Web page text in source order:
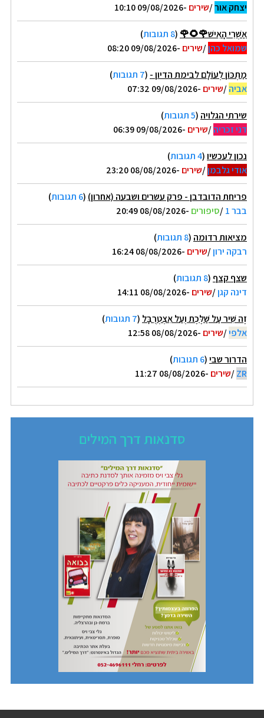
יצחק אור/שירים -09/08/2026 10:10
אַשְׁרֵי הָאִישׁ🌹🌻🌹 (8 תגובות
)
שמואל כהן/שירים -09/08/2026 08:20
מַתְכּוֹן לְעוֹלָם לבימת הדיון - (7 תגובות
)
אביה/שירים -09/08/2026 07:32
שירתי הגלויה (5 תגובות
)
דני זכריה/שירים -09/08/2026 06:39
נכון לעכשיו(4 תגובות
)
אודי גלבמן/שירים -08/08/2026 23:20
פריחת הדובדבן - פרק עשרים ושבעה (אחרון) (6 תגובות
)
בבר 1
/סיפורים -08/08/2026 20:49
מציאות רדומה (8 תגובות
)
רבקה ירון/שירים -08/08/2026 16:24
שצף קצף (8 תגובות
)
דינה קגן/שירים -08/08/2026 14:11
זֶה שִׁיר עַל שַׁלֶּכֶת וְעַל אִצְטְרֻבָּל (7 תגובות
)
אלפי/שירים -08/08/2026 12:58
הדרור שבי(6 תגובות
)
ZR
/שירים -08/08/2026 11:27
סדנאות דרך המילים